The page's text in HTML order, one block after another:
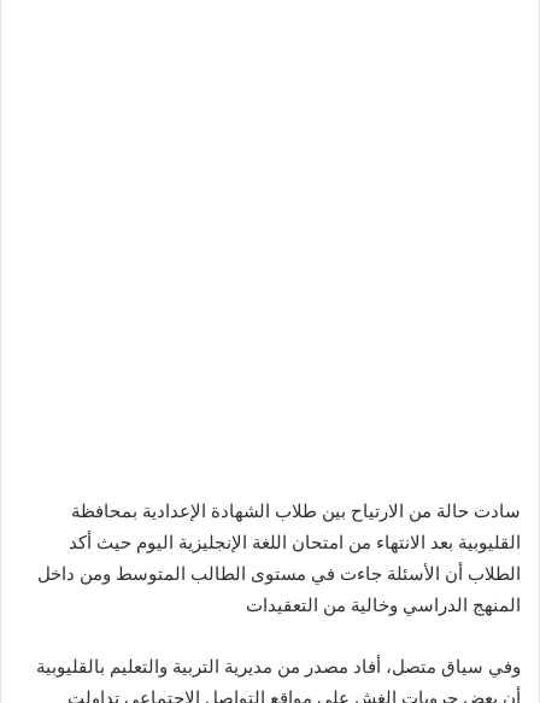
سادت حالة من الارتياح بين طلاب الشهادة الإعدادية بمحافظة
القليوبية بعد الانتهاء من امتحان اللغة الإنجليزية اليوم حيث أكد
الطلاب أن الأسئلة جاءت في مستوى الطالب المتوسط ومن داخل
المنهج الدراسي وخالية من التعقيدات
وفي سياق متصل، أفاد مصدر من مديرية التربية والتعليم بالقليوبية
أن بعض جروبات الغش على مواقع التواصل الاجتماعي تداولت